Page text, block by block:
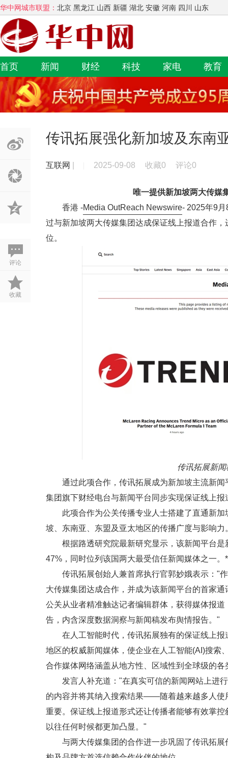
华中网城市联盟： 北京 黑龙江 山西 新疆 湖北 安徽 河南 四川 山东
首页 新闻 财经 科技 家电 教育
评论
收藏
传讯拓展强化新加坡及东南
互联网 2025-09-08 收藏0 评论0
唯一提供新加坡两大传媒
香港 -Media OutReach Newswire- 2025年9
过与新加坡两大传媒集团达成保证线上报道合作
位。
传讯拓展新
通过此项合作，传讯拓展成为新加坡主流新
集团旗下财经电台与新闻平台同步实现保证线上报
此项合作为公关传播专业人士搭建了直通新
坡、东南亚、东盟及亚太地区的传播广度与影响力
根据路透研究院最新研究显示，该新闻平台
47%，同时位列该国两大最受信任新闻媒体之一。*
传讯拓展创始人兼首席执行官郭妙娥表示："
大传媒集团达成合作，并成为该新闻平台的首家
公关从业者精准触达记者编辑群体，获得媒体报
告，内含深度数据洞察与新闻稿发布舆情报告。"
在人工智能时代，传讯拓展独有的保证线上
地区的权威新闻媒体，使企业在人工智能(AI)搜索
合作媒体网络涵盖从地方性、区域性到全球级的各
发言人补充道："在真实可信的新闻网站上进
的内容并将其纳入搜索结果——随着越来越多人使
重要。保证线上报道形式还让传播者能够有效掌
以往任何时候都更加凸显。"
与两大传媒集团的合作进一步巩固了传讯拓